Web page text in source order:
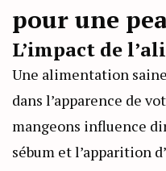
pour une
L’impact de
Une alimentation
dans l’apparence de
mangeons influence
sébum et l’apparition